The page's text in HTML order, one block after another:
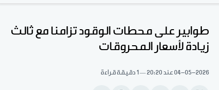
طوابير على محطات الوقود تزامنا مع ثالث
زيادة لأسعار المحروقات
04-05-2026عند 20:20 1 دقيقة قراءة